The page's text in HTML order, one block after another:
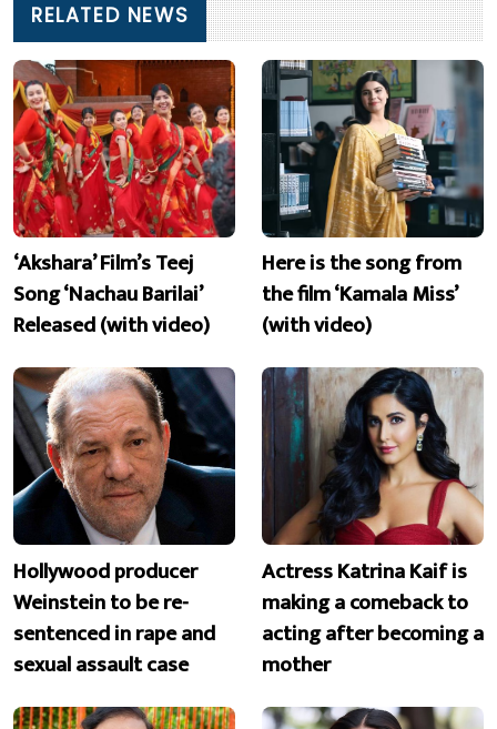
RELATED NEWS
‘Akshara’ Film’s Teej
Song ‘Nachau Barilai’
Released (with video)
Here is the song from
the film ‘Kamala Miss’
(with video)
Hollywood producer
Weinstein to be re-
sentenced in rape and
sexual assault case
Actress Katrina Kaif is
making a comeback to
acting after becoming a
mother